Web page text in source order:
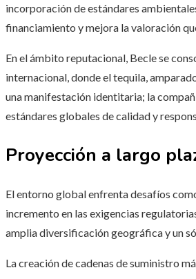
incorporación de estándares
financiamiento y mejora la valoración
En el ámbito reputacional, Becle se
internacional, donde el tequila,
una manifestación identitaria; la
estándares globales de calidad y
Proyección a largo
El entorno global enfrenta desafíos
incremento en las exigencias
amplia diversificación geográfica y un
La creación de cadenas de suministro